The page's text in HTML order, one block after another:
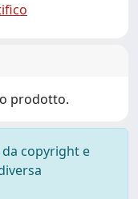
prodotto.
copyright e